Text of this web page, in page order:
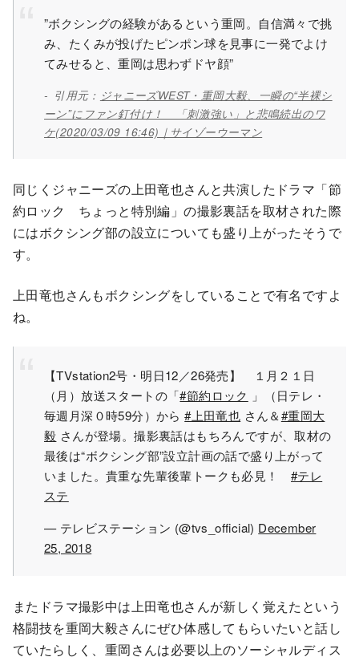
”ボクシングの経験があるという重岡。自信満々で挑
み、たくみが投げたピンポン球を見事に一発でよけ
てみせると、重岡は思わずドヤ顔”
引用元： ジャニーズWEST・重岡大毅、一瞬の“半裸シ
ーン”にファン釘付け！ 「刺激強い」と悲鳴続出のワ
ケ(2020/03/09 16:46)｜サイゾーウーマン
同じくジャニーズの上田竜也さんと共演したドラマ「節
約ロック ちょっと特別編」の撮影裏話を取材された際
にはボクシング部の設立についても盛り上がったそうで
す。
上田竜也さんもボクシングをしていることで有名ですよ
ね。
【TVstation2号・明日12／26発売】 １月２１日
（月）放送スタートの「#節約ロック 」（日テレ・
毎週月深０時59分）から#上田竜也 さん＆#重岡大
毅 さんが登場。撮影裏話はもちろんですが、取材の
最後は“ボクシング部”設立計画の話で盛り上がって
いました。貴重な先輩後輩トークも必見！ #テレ
ステ
— テレビステーション (@tvs_official) December
25, 2018
またドラマ撮影中は上田竜也さんが新しく覚えたという
格闘技を重岡大毅さんにぜひ体感してもらいたいと話し
ていたらしく、重岡さんは必要以上のソーシャルディス